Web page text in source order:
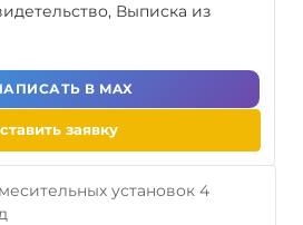
Выписка из
В MAX
заявку
установок 4